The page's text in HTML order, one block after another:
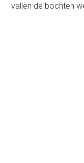
vallen de bochten